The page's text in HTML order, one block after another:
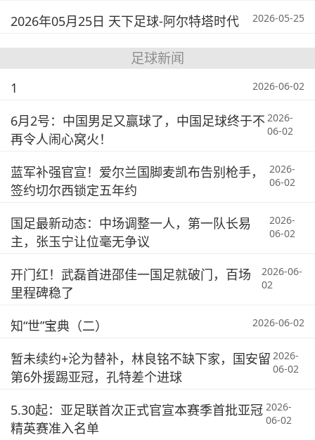
2026年05月25日 天下足球-阿尔特塔时代 2026-05-25
足球新闻
1 2026-06-02
6月2号：中国男足又赢球了，中国足球终于不
再令人闹心窝火！
2026-
06-02
蓝军补强官宣！爱尔兰国脚麦凯布告别枪手，
签约切尔西锁定五年约
2026-
06-02
国足最新动态：中场调整一人，第一队长易
主，张玉宁让位毫无争议
2026-
06-02
开门红！武磊首进邵佳一国足就破门，百场
里程碑稳了
2026-06-
02
知“世”宝典（二） 2026-06-02
暂未续约+沦为替补，林良铭不缺下家，国安留
第6外援踢亚冠，孔特差个进球
2026-
06-02
5.30起：亚足联首次正式官宣本赛季首批亚冠
精英赛准入名单
2026-
06-02